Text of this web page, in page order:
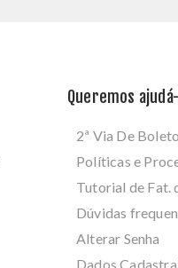
Queremos
2ª Via De
Políticas e
Tutorial de Fat.
Dúvidas
Alterar Senha
Dados